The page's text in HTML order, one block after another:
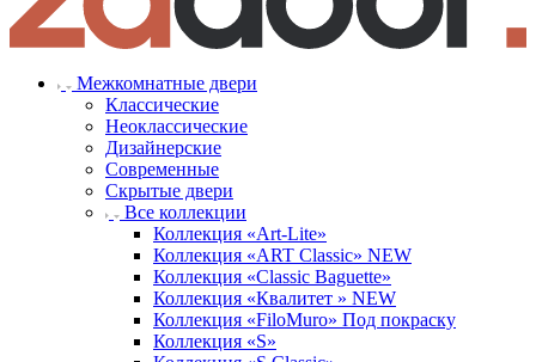
Межкомнатные двери
Классические
Неоклассические
Дизайнерские
Современные
Скрытые двери
Все коллекции
Коллекция «Art-Lite»
Коллекция «ART Classic» NEW
Коллекция «Classic Baguette»
Коллекция «Квалитет » NEW
Коллекция «FiloMuro» Под покраску
Коллекция «S»